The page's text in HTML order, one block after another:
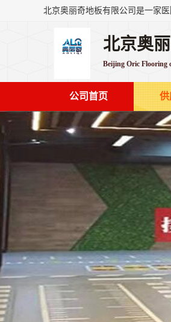
北京奥
Beijing Oric Flooring
公司首页 供